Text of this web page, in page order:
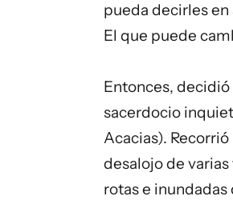
pueda decirles
El que puede
Entonces,
sacerdocio
Acacias).
desalojo de
rotas e inundadas